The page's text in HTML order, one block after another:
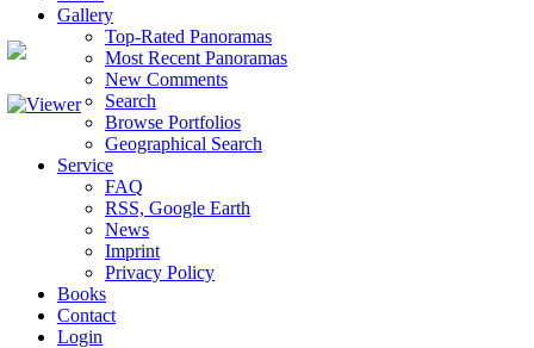
Gallery
Top-Rated Panoramas
Most Recent Panoramas
New Comments
Search
Browse Portfolios
Geographical Search
Service
FAQ
RSS, Google Earth
News
Imprint
Privacy Policy
Books
Contact
Login